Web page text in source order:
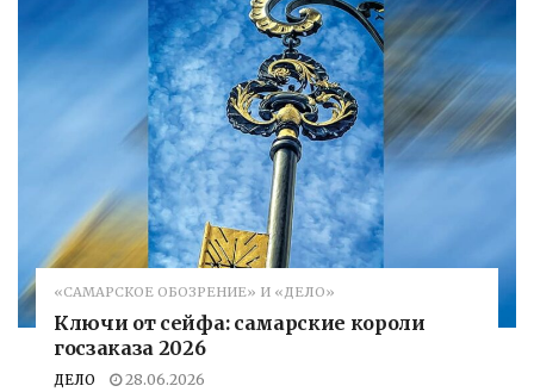
«САМАРСКОЕ ОБОЗРЕНИЕ» И «ДЕЛО»
Ключи от сейфа: самарские короли
госзаказа 2026
ДЕЛО 28.06.2026